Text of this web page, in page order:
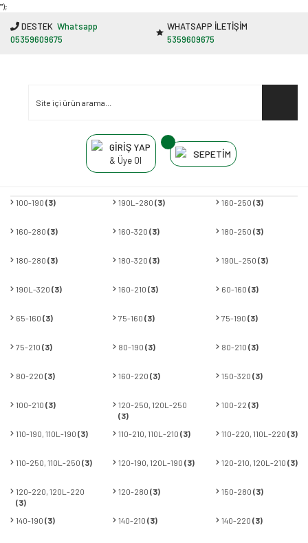
"');
DESTEK Whatsapp
05359609675
WHATSAPP İLETİŞİM
5359609675
GİRİŞ YAP
& Üye Ol
SEPETİM
100-190 (3) 190L-280(3) 160-250 (3)
160-280 (3) 160-320(3) 180-250 (3)
180-280 (3) 180-320(3) 190L-250 (3)
190L-320 (3) 160-210(3) 60-160 (3)
65-160 (3) 75-160(3) 75-190 (3)
75-210 (3) 80-190(3) 80-210 (3)
80-220 (3) 160-220(3) 150-320 (3)
100-210 (3)
120-250, 120L-250
(3)
100-22 (3)
110-190, 110L-190 (3) 110-210, 110L-210(3) 110-220, 110L-220 (3)
110-250, 110L-250 (3) 120-190, 120L-190(3) 120-210, 120L-210 (3)
120-220, 120L-220
(3)
120-280(3) 150-280 (3)
140-190 (3) 140-210(3) 140-220 (3)